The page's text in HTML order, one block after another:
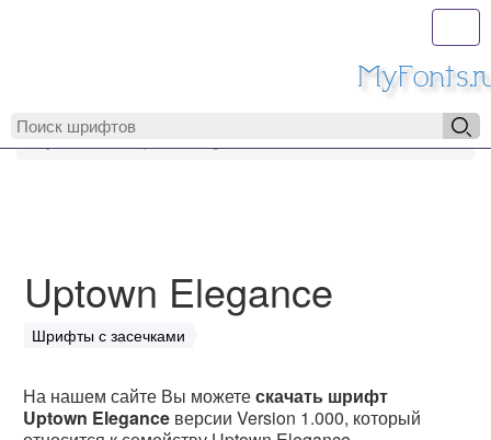
MyFonts.ru
Uptown Elegance
Шрифты с засечками
На нашем сайте Вы можетескачать шрифт
Uptown Elegance версии Version 1.000, который